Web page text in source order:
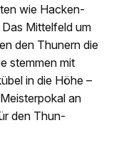
wie Hacken-
Mittelfeld um
den Thunern die
stemmen mit
in die Höhe –
an
den Thun-